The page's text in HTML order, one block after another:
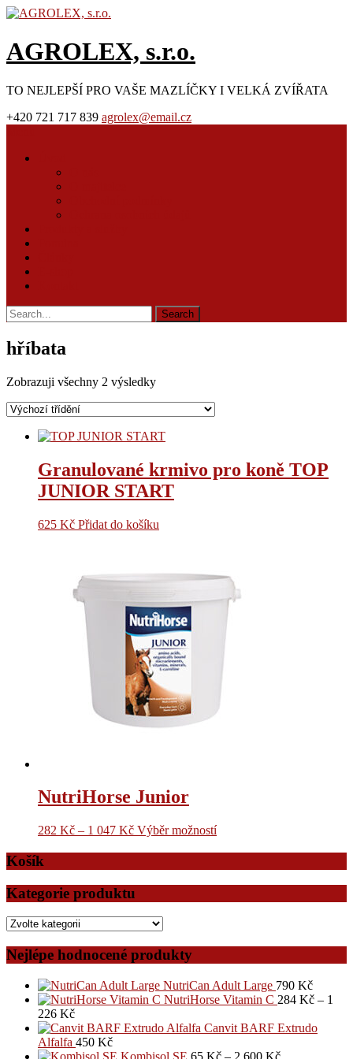
AGROLEX, s.r.o.
TO NEJLEPŠÍ PRO VAŠE MAZLÍČKY I VELKÁ ZVÍŘATA
+420 721 717 839 agrolex@email.cz
hříbata
Zobrazuji všechny 2 výsledky
Granulované krmivo pro koně TOP
JUNIOR START
625 Kč Přidat do košíku
NutriHorse Junior
282 Kč – 1 047 Kč Výběr možností
Košík
Kategorie produktu
Nejlépe hodnocené produkty
NutriCan Adult Large 790 Kč
NutriHorse Vitamin C 284 Kč – 1
226 Kč
Canvit BARF Extrudo
Alfalfa 450 Kč
Kombisol SE 65 Kč – 2 600 Kč